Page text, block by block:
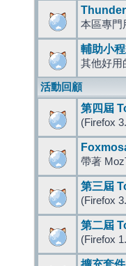
本區專門
輔助小
其他好用
活動回顧
第四屆
(Firefox
帶著
第三屆
(Firefox
第二屆
(Firefox